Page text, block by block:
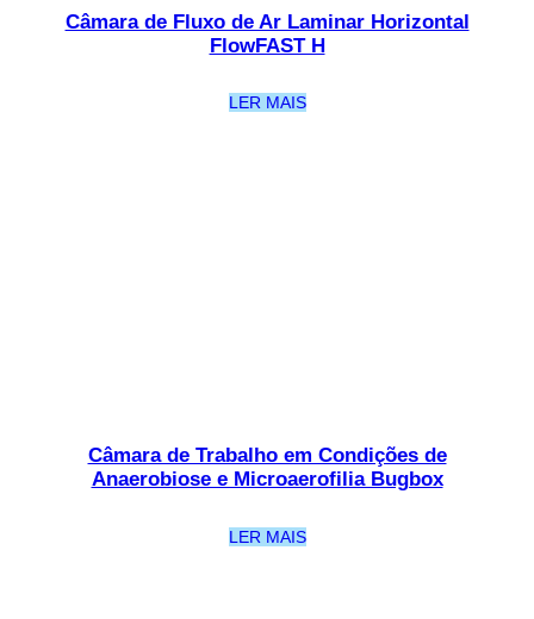
Câmara de Fluxo de Ar Laminar Horizontal
FlowFAST H
LER MAIS
Câmara de Trabalho em Condições de
Anaerobiose e Microaerofilia Bugbox
LER MAIS